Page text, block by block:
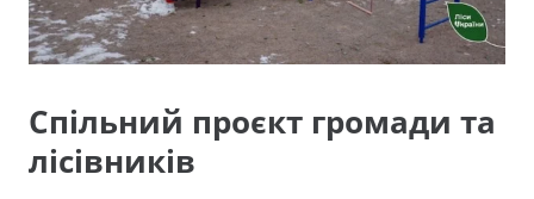
Спільний проєкт громади та
лісівників